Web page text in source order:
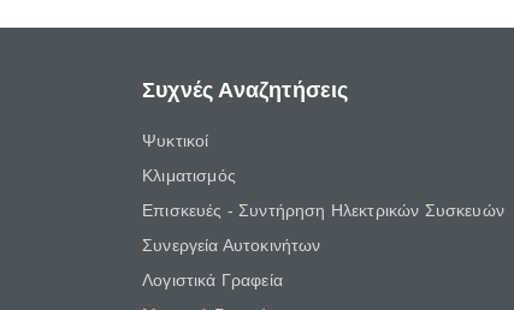
Συχνές Αναζητήσεις
Ψυκτικοί
Κλιματισμός
Επισκευές - Συντήρηση Ηλεκτρικών Συσκευών
Συνεργεία Αυτοκινήτων
Λογιστικά Γραφεία